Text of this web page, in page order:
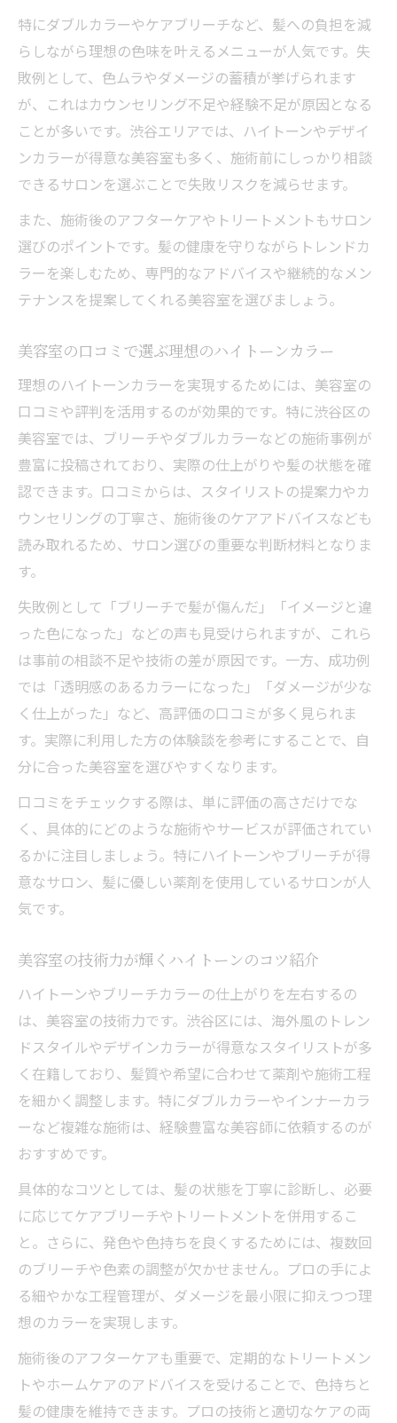
特にダブルカラーやケアブリーチなど、髪への負担を減
らしながら理想の色味を叶えるメニューが人気です。失
敗例として、色ムラやダメージの蓄積が挙げられます
が、これはカウンセリング不足や経験不足が原因となる
ことが多いです。渋谷エリアでは、ハイトーンやデザイ
ンカラーが得意な美容室も多く、施術前にしっかり相談
できるサロンを選ぶことで失敗リスクを減らせます。
また、施術後のアフターケアやトリートメントもサロン
選びのポイントです。髪の健康を守りながらトレンドカ
ラーを楽しむため、専門的なアドバイスや継続的なメン
テナンスを提案してくれる美容室を選びましょう。
美容室の口コミで選ぶ理想のハイトーンカラー
理想のハイトーンカラーを実現するためには、美容室の
口コミや評判を活用するのが効果的です。特に渋谷区の
美容室では、ブリーチやダブルカラーなどの施術事例が
豊富に投稿されており、実際の仕上がりや髪の状態を確
認できます。口コミからは、スタイリストの提案力やカ
ウンセリングの丁寧さ、施術後のケアアドバイスなども
読み取れるため、サロン選びの重要な判断材料となりま
す。
失敗例として「ブリーチで髪が傷んだ」「イメージと違
った色になった」などの声も見受けられますが、これら
は事前の相談不足や技術の差が原因です。一方、成功例
では「透明感のあるカラーになった」「ダメージが少な
く仕上がった」など、高評価の口コミが多く見られま
す。実際に利用した方の体験談を参考にすることで、自
分に合った美容室を選びやすくなります。
口コミをチェックする際は、単に評価の高さだけでな
く、具体的にどのような施術やサービスが評価されてい
るかに注目しましょう。特にハイトーンやブリーチが得
意なサロン、髪に優しい薬剤を使用しているサロンが人
気です。
美容室の技術力が輝くハイトーンのコツ紹介
ハイトーンやブリーチカラーの仕上がりを左右するの
は、美容室の技術力です。渋谷区には、海外風のトレン
ドスタイルやデザインカラーが得意なスタイリストが多
く在籍しており、髪質や希望に合わせて薬剤や施術工程
を細かく調整します。特にダブルカラーやインナーカラ
ーなど複雑な施術は、経験豊富な美容師に依頼するのが
おすすめです。
具体的なコツとしては、髪の状態を丁寧に診断し、必要
に応じてケアブリーチやトリートメントを併用するこ
と。さらに、発色や色持ちを良くするためには、複数回
のブリーチや色素の調整が欠かせません。プロの手によ
る細やかな工程管理が、ダメージを最小限に抑えつつ理
想のカラーを実現します。
施術後のアフターケアも重要で、定期的なトリートメン
トやホームケアのアドバイスを受けることで、色持ちと
髪の健康を維持できます。プロの技術と適切なケアの両